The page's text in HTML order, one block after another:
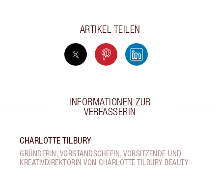
ARTIKEL TEILEN
INFORMATIONEN ZUR
VERFASSERIN
CHARLOTTE TILBURY
GRÜNDERIN, VORSTANDSCHEFIN, VORSITZENDE UND
KREATIVDIREKTORIN VON CHARLOTTE TILBURY BEAUTY